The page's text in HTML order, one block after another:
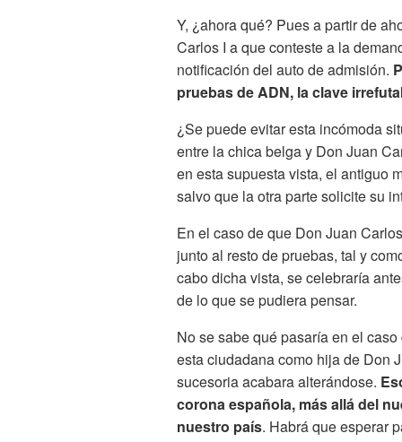
Y, ¿ahora qué? Pues a partir de
Carlos I a que conteste a la
notificación del auto de admisión.
pruebas de ADN, la clave
¿Se puede evitar esta incómoda
entre la chica belga y Don Juan
en esta supuesta vista, el antiguo
salvo que la otra parte solicite su
En el caso de que Don Juan
junto al resto de pruebas, tal y
cabo dicha vista, se celebraría
de lo que se pudiera pensar.
No se sabe qué pasaría en el
esta ciudadana como hija de Don
sucesoria acabara alterándose.
corona española, más allá del
nuestro país. Habrá que esperar